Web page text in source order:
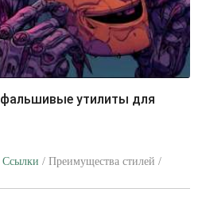
Ссылки / Преимущества стилей /